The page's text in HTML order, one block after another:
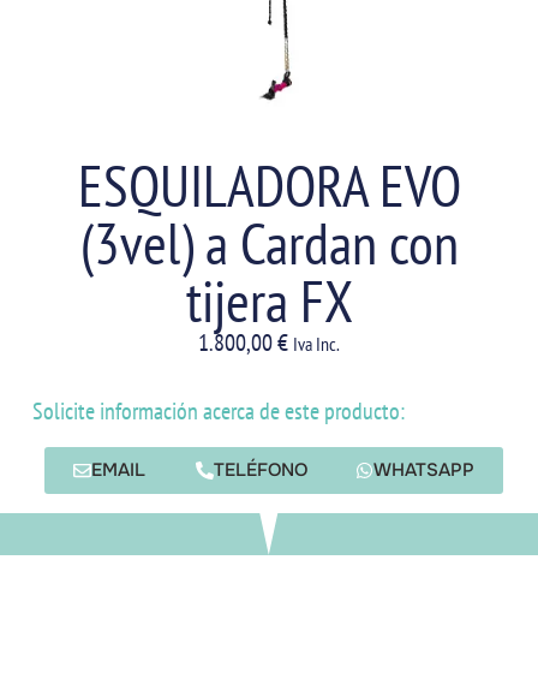
ESQUILADORA EVO
(3vel) a Cardan con
tijera FX
1.800,00€ Iva Inc.
Solicite información acerca de este producto:
EMAIL TELÉFONO WHATSAPP